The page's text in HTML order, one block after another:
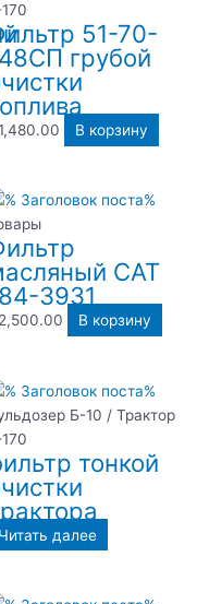
51-70-
грубой
В корзину
CAT
3931
2,500.00 В корзину
Б-10 / Трактор
тонкой
Читать далее